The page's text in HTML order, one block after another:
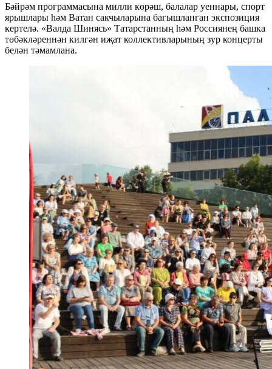
Бәйрәм программасына милли көрәш, балалар уеннары, спорт
ярышлары һәм Ватан сакчыларына багышланган экспозиция
кертелә. «Валда Шинясь» Татарстанның һәм Россиянең башка
төбәкләреннән килгән иҗат коллективларының зур концерты
белән тәмамлана.